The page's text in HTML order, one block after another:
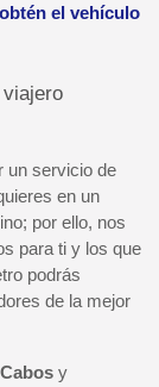
el vehículo
un servicio de
en un
por ello, nos
para ti y los que
podrás
de la mejor
y